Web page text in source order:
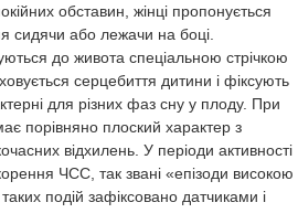
обставин, жінці пропонується
сидячи або лежачи на боці.
до живота спеціальною стрічкою
серцебиття дитини і фіксують
для різних фаз сну у плоду. При
порівняно плоский характер з
відхилень. У періоди активності
ЧСС, так звані «епізоди високою
подій зафіксовано датчиками і